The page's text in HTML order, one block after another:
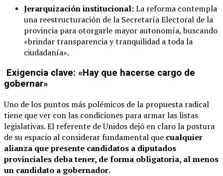
Jerarquización institucional:La reforma contempla
una reestructuración de la Secretaría Electoral de la
provincia para otorgarle mayor autonomía, buscando
«brindar transparencia y tranquilidad a toda la
ciudadanía».
Exigencia clave: «Hay que hacerse cargo de
gobernar»
Uno de los puntos más polémicos de la propuesta radical
tiene que ver con las condiciones para armar las listas
legislativas. El referente de Unidos dejó en claro la postura
de su espacio al considerar fundamental que cualquier
alianza que presente candidatos a diputados
provinciales deba tener, de forma obligatoria, al menos
un candidato a gobernador.